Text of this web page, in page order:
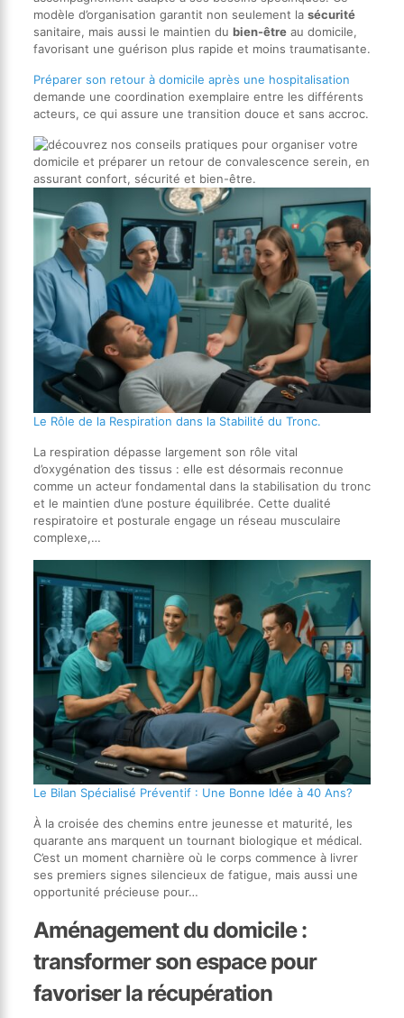
modèle d’organisation garantit non seulement la sécurité
sanitaire, mais aussi le maintien du bien-êtreau domicile,
favorisant une guérison plus rapide et moins traumatisante.
Préparer son retour à domicile après une hospitalisation
demande une coordination exemplaire entre les différents
acteurs, ce qui assure une transition douce et sans accroc.
Le Rôle de la Respiration dans la Stabilité du Tronc.
La respiration dépasse largement son rôle vital
d’oxygénation des tissus : elle est désormais reconnue
comme un acteur fondamental dans la stabilisation du tronc
et le maintien d’une posture équilibrée. Cette dualité
respiratoire et posturale engage un réseau musculaire
complexe,…
Le Bilan Spécialisé Préventif : Une Bonne Idée à 40 Ans?
À la croisée des chemins entre jeunesse et maturité, les
quarante ans marquent un tournant biologique et médical.
C’est un moment charnière où le corps commence à livrer
ses premiers signes silencieux de fatigue, mais aussi une
opportunité précieuse pour…
Aménagement du domicile :
transformer son espace pour
favoriser la récupération